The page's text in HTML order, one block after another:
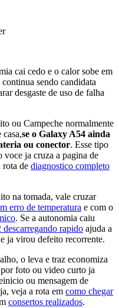
cai cedo e o calor sobe em
sendo candidata
desgaste de uso de falha
ou Campeche normalmente
casa,se o Galaxy A54 ainda
ou conector. Esse tipo
ja cruza a pagina de
rota de diagnostico completo
na tomada, vale cruzar
erro de temperatura e com o
. Se a autonomia caiu
rapido ajuda a
ja virou defeito recorrente.
o leva e traz economiza
foto ou video curto ja
ou mensagem de
veja a rota em como chegar
consertos realizados.